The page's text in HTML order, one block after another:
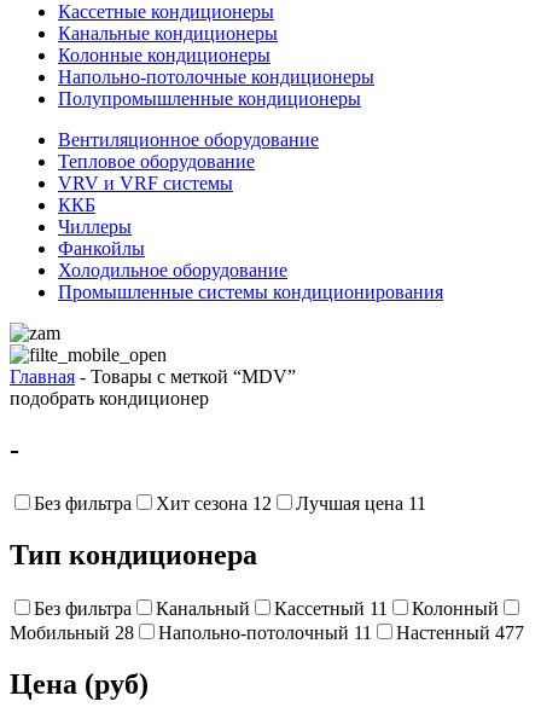
Кассетные кондиционеры
Канальные кондиционеры
Колонные кондиционеры
Напольно-потолочные кондиционеры
Полупромышленные кондиционеры
Вентиляционное оборудование
Тепловое оборудование
VRV и VRF системы
ККБ
Чиллеры
Фанкойлы
Холодильное оборудование
Промышленные системы кондиционирования
Главная - Товары с меткой “MDV”
подобрать кондиционер
-
Без фильтра Хит сезона 12 Лучшая цена 11
Тип кондиционера
Без фильтра Канальный Кассетный 11
Колонный
Мобильный 28 Напольно-потолочный 11 Настенный 477
Цена (руб)